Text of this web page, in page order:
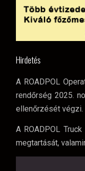
Hirdetés
A ROADPOL
rendőrség 2025.
ellenőrzését végzi.
A ROADPOL
megtartását,